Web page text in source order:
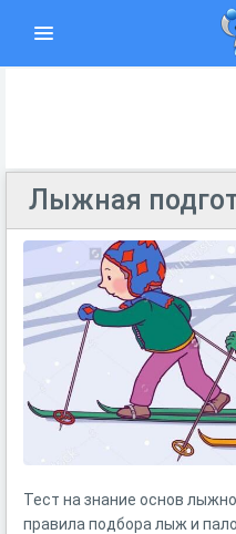
Лыжная
Тест на знание основ
правила подбора лыж и